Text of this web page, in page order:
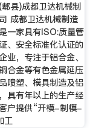
县)成都卫达机械制
成都卫达机械制造
一家具有ISO:质量管
、安全标准化认证的
业，专注于铝合金、
合金等有色金属延压
喷塑、模具制造及铝
具有年以上的生产经
户提供“开模-制模-
工